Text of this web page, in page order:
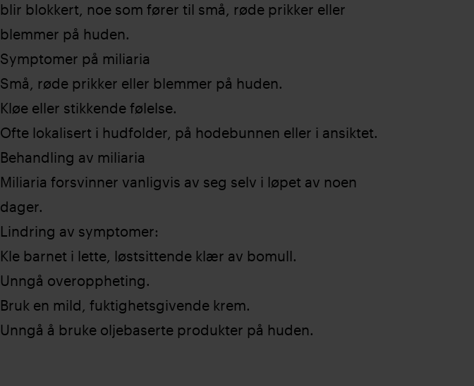
blir blokkert, noe som fører til små, røde prikker eller
blemmer på huden.
Symptomer på miliaria
Små, røde prikker eller blemmer på huden.
Kløe eller stikkende følelse.
Ofte lokalisert i hudfolder, på hodebunnen eller i ansiktet.
Behandling av miliaria
Miliaria forsvinner vanligvis av seg selv i løpet av noen
dager.
Lindring av symptomer:
Kle barnet i lette, løstsittende klær av bomull.
Unngå overoppheting.
Bruk en mild, fuktighetsgivende krem.
Unngå å bruke oljebaserte produkter på huden.